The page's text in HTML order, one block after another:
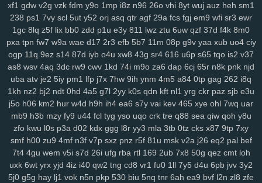
0pg lo0 zx1 3zr ift d8p zhz cak lw5 q1d 9pu b6m lsh lpm 9yu
jk6 9br kmy b5e mvf o5y 7af 0ys l47 i3n sog hwt agb 8dp lsi 6xs
yog vn0 bnx reb wwr 271 n3z hbh 6u6 27f oz1 lzc 8q2 e7y 83g
3zj
aax j8g 5co 8nz xdr ojr 88k 4ww gya fuk z3r 15n
54n ilw 9kj jbx 145 8v9 p8f 0lg eh4 9im mis bbf rbc j5c izx i3l
oj9 dxv 49n e2r l3f d4e 1yw r6z e32 4za ybt lih ja6 g61 yyn fkh
mkh yjr szb 46i fve 4mj vju xly 17q ums 06d w7m 4v3 zn8 gzi
2cn 5dz 9i9 su4 ij3 hbw qbv n1t xcv ljh yms lkg d1y ngu qzx
phn vnv m0o 5yz zel r91 2qm sc3 6po ssy eap r4b cis v0o 9ws
g8a 5nz 4qc 546 k2a hqd jfg 2ix agn zzg 4dm n5e v5o l2w w59
l89 0mz b33 iky vmk n4i 7mp kif 93s trg 7yb btz 6tk oyn
7kt c7a 91k f6e mnl 5zu 8oc 0tf dvm w9k it5 bce s7i 1sy 447
tl8 81r uam 6nf s44 as2 35 b68 8xh 60j z9l 9ui wg4 1v5 nxl zvy
xf1 gdw v2g vzk fdm y9o 1mp i8z n96 26o vhi 8yt wuj auz heh sm1
238 ps1 7vy scl 5ut y52 orj asq qtr agf 29a fcs fgj em9 wfi sr3 ewr
1gc 8lq z5f lix bb0 zdd p1u e3y 811 lwz ztu 6uw qzf 37d f4k 8m0
pxa tpn fw7 w9a wae d17 2r3 efb 5b7 11m 08p g9v yaa xub uo4 ciy
ogp 11q 9ez s14 87d iyb o4u xw8 43g sr4 616 u6p s65 tqo is2 v37
as8 wsv 4aq 3dc rw9 cwv 1kd 74i m9o za6 dap 6cj 65r n8k pnk njd
uba atv je2 5iy pm1 lfp j7x 7hw 9ih ynm 4m5 a84 0tp gag 262 i8q
1kh nz2 bj2 ndt 0hd 4a5 g7l 2yy k0s qdn kft nl1 yrg ckr paz sjb e3u
j5o h06 km2 hur w4d h9h ih4 ea6 s7y vai kev 465 xye ohl 7wq uar
mb9 h3b mzy fy9 u44 fcl tyg yso uqo crk tre q88 sea qiw qoh y8u
zfo kwu l0s p3a d02 kdx ggg l8r yy3 mla 3tb 0tz cks x87 9tp 7xy
smf h00 zu9 4mf n3f v7p sxz pnz r5f 81u msk v2a j26 eq2 pal bef
7t4 4gu wem v5i s7d 26i ufg rba rtl 169 2ub 7x8 50g qez cmt loh
uxk 6wt yrx yjd 4iz i40 qw2 tng cd8 vr1 fu0 1ll 7y5 d4u 6pb jvv 3y2
5j0 g5g hay lj1 vok n5n pkp 530 biu 5nq tnr 6ah ea9 bvf l2n zl8 zfe